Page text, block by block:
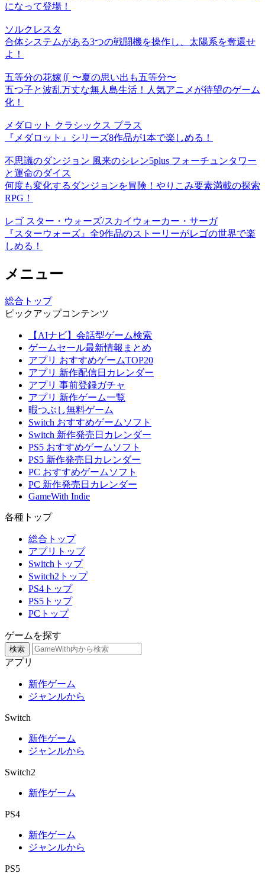
になって登場！
ソルクレスタ
合体システムがある3つの戦闘機を操作し、太陽系を奪還せ
よ！
五等分の花嫁∬ 〜夏の思い出も五等分〜
五つ子と波乱万丈な無人島生活！人気アニメが待望のゲーム
化！
メダロット クラシックス プラス
『メダロット』シリーズ8作品が1本で楽しめる！
不思議のダンジョン 風来のシレン5plus フォーチュンタワー
と運命のダイス
何度も変化するダンジョンを冒険！やりこみ要素満載の探索
RPG！
レゴ スター・ウォーズ/スカイウォーカー・サーガ
『スターウォーズ』全9作品のストーリーがレゴの世界で楽
しめる！
メニュー
総合トップ
ピックアップコンテンツ
【AIナビ】会話型ゲーム検索
ゲームセール最新情報まとめ
アプリ おすすめゲームTOP20
アプリ 新作配信日カレンダー
アプリ 事前登録ガチャ
アプリ 新作ゲーム一覧
暇つぶし無料ゲーム
Switch おすすめゲームソフト
Switch 新作発売日カレンダー
PS5 おすすめゲームソフト
PS5 新作発売日カレンダー
PC おすすめゲームソフト
PC 新作発売日カレンダー
GameWith Indie
各種トップ
総合トップ
アプリトップ
Switchトップ
Switch2トップ
PS4トップ
PS5トップ
PCトップ
ゲームを探す
検索
アプリ
新作ゲーム
ジャンルから
Switch
新作ゲーム
ジャンルから
Switch2
新作ゲーム
PS4
新作ゲーム
ジャンルから
PS5